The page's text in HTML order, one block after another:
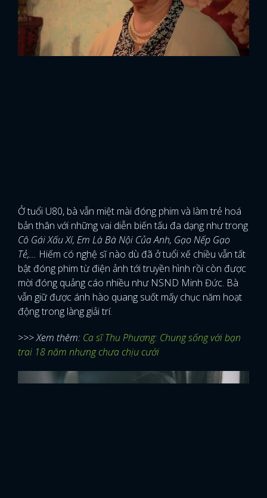
Ở tuổi U80, bà vẫn miệt mài đóng phim và làm trẻ hoá
bản thân với những vai diễn biến tấu đa dạng như trong
Cô Gái Xấu Xí, Em Là Bà Nội Của Anh, Gạo Nếp Gạo
Tẻ,... Hiếm có nghệ sĩ nào dù đã ở tuổi xế chiều vẫn tất
bật đóng phim từ điện ảnh tới truyền hình rồi còn được
mời đóng quảng cáo nhiều như NSND Minh Đức. Bà
vẫn giữ được ánh hào quang suốt mấy chục năm hoạt
động trong làng giải trí.
>>> Xem thêm: Ca sĩ Thu Phương: Chung sống với bạn
trai 18 năm nhưng chưa chịu cưới